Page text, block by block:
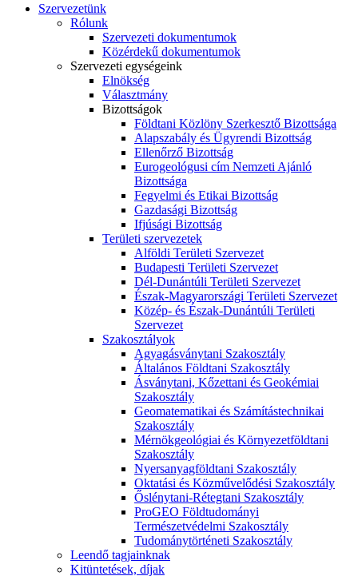
Szervezetünk
Rólunk
Szervezeti dokumentumok
Közérdekű dokumentumok
Szervezeti egységeink
Elnökség
Választmány
Bizottságok
Földtani Közlöny Szerkesztő Bizottsága
Alapszabály és Ügyrendi Bizottság
Ellenőrző Bizottság
Eurogeológusi cím Nemzeti Ajánló
Bizottsága
Fegyelmi és Etikai Bizottság
Gazdasági Bizottság
Ifjúsági Bizottság
Területi szervezetek
Alföldi Területi Szervezet
Budapesti Területi Szervezet
Dél-Dunántúli Területi Szervezet
Észak-Magyarországi Területi Szervezet
Közép- és Észak-Dunántúli Területi
Szervezet
Szakosztályok
Agyagásványtani Szakosztály
Általános Földtani Szakosztály
Ásványtani, Kőzettani és Geokémiai
Szakosztály
Geomatematikai és Számítástechnikai
Szakosztály
Mérnökgeológiai és Környezetföldtani
Szakosztály
Nyersanyagföldtani Szakosztály
Oktatási és Közművelődési Szakosztály
Őslénytani-Rétegtani Szakosztály
ProGEO Földtudományi
Természetvédelmi Szakosztály
Tudománytörténeti Szakosztály
Leendő tagjainknak
Kitüntetések, díjak